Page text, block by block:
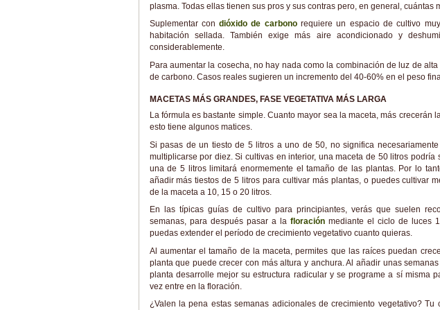
plasma. Todas ellas tienen sus pros y sus contras pero, en general, cuántas
Suplementar condióxido de carbonorequiere un espacio de cultivo
habitación sellada. También exige más aire acondicionado y
considerablemente.
Para aumentar la cosecha, no hay nada como la combinación de luz de
de carbono. Casos reales sugieren un incremento del 40-60% en el peso
MACETAS MÁS GRANDES, FASE VEGETATIVA MÁS LARGA
La fórmula es bastante simple. Cuanto mayor sea la maceta, más crecerán
esto tiene algunos matices.
Si pasas de un tiesto de 5 litros a uno de 50, no significa
multiplicarse por diez. Si cultivas en interior, una maceta de 50 litros podría
una de 5 litros limitará enormemente el tamaño de las plantas. Por lo
añadir más tiestos de 5 litros para cultivar más plantas, o puedes cultivar
de la maceta a 10, 15 o 20 litros.
En las típicas guías de cultivo para principiantes, verás que suelen
semanas, para después pasar a la floración mediante el ciclo de luces
puedas extender el período de crecimiento vegetativo cuanto quieras.
Al aumentar el tamaño de la maceta, permites que las raíces puedan
planta que puede crecer con más altura y anchura. Al añadir unas
planta desarrolle mejor su estructura radicular y se programe a sí misma
vez entre en la floración.
¿Valen la pena estas semanas adicionales de crecimiento vegetativo?